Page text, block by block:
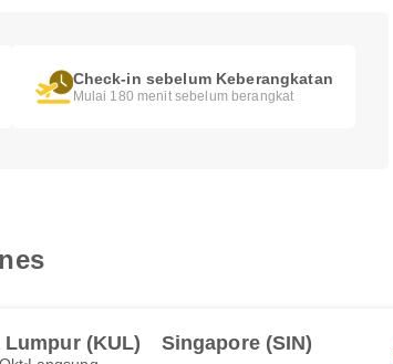
Check-in sebelum Keberangkatan
Mulai 180 menit sebelum berangkat
Lumpur (KUL) Singapore (SIN)